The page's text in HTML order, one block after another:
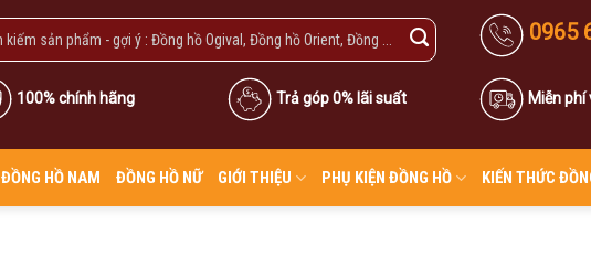
0965
100% chính hãng Trả góp 0% lãi suất Miễn phí
ĐỒNG HỒ NAM ĐỒNG HỒ NỮ GIỚI THIỆU PHỤ KIỆN ĐỒNG HỒ KIẾN THỨC